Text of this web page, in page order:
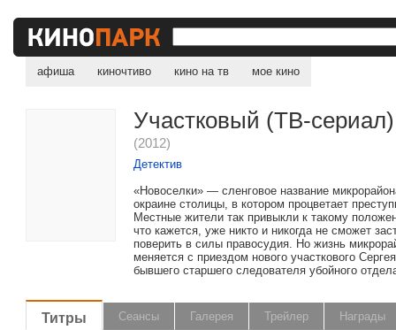
афиша киночтиво кино на тв мое кино
Участковый (ТВ-сериал)
(2012)
Детектив
«Новоселки» — сленговое название
окраине столицы, в котором процветает
Местные жители так привыкли к такому
что кажется, уже никто и никогда не сможет
поверить в силы правосудия. Но жизнь
меняется с приездом нового участкового
бывшего старшего следователя убойного
Титры Сеансы Галерея Трейлер Награды